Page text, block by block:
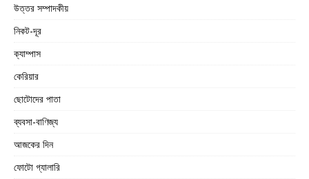
উত্তর সম্পাদকীয়
নিকট-দূর
ক্যাম্পাস
কেরিয়ার
ছোটোদের পাতা
ব্যবসা-বাণিজ্য
আজকের দিন
ফোটো গ্যালারি